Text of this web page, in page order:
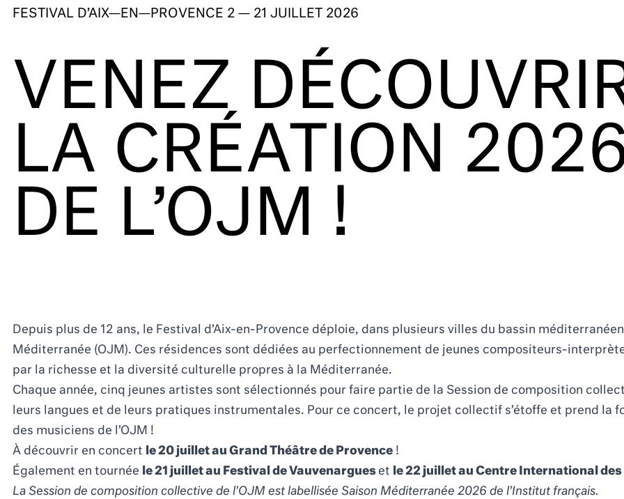
FESTIVAL D’AIX—EN—PROVENCE 2 — 21 JUILLET 2026
VENEZ
LA CRÉATION
DE L’OJM !
Depuis plus de 12 ans, le Festival d’Aix-en-Provence déploie, dans plusieurs villes du bassin
Méditerranée (OJM). Ces résidences sont dédiées au perfectionnement de jeunes compositeurs-
par la richesse et la diversité culturelle propres à la Méditerranée.
Chaque année, cinq jeunes artistes sont sélectionnés pour faire partie de la Session de composition
leurs langues et de leurs pratiques instrumentales. Pour ce concert, le projet collectif s’étoffe et prend la
des musiciens de l’OJM !
À découvrir en concert le 20 juilletau Grand Théâtre de Provence!
Également en tournée le 21 juilletau Festival de Vauvenargues et le 22 juilletau Centre International
La Session de composition collective de l'OJM est labellisée Saison Méditerranée 2026 de l'Institut français.